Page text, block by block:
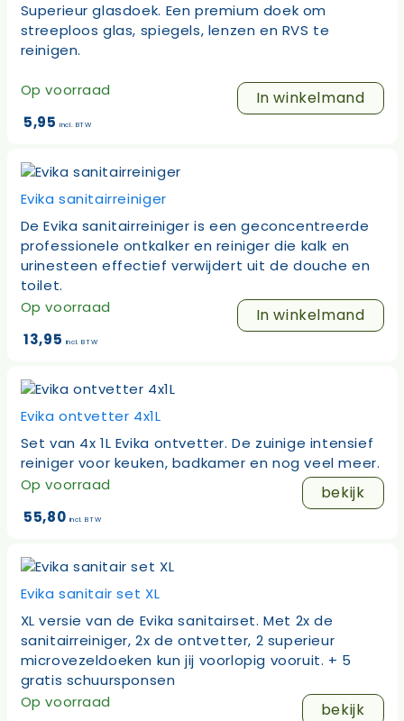
Superieur glasdoek. Een premium doek om
streeploos glas, spiegels, lenzen en RVS te
reinigen.
Op voorraad In winkelmand
5,95 incl. BTW
Evika sanitairreiniger
De Evika sanitairreiniger is een geconcentreerde
professionele ontkalker en reiniger die kalk en
urinesteen effectief verwijdert uit de douche en
toilet.
Op voorraad
In winkelmand
13,95 incl. BTW
Evika ontvetter 4x1L
Set van 4x 1L Evika ontvetter. De zuinige intensief
reiniger voor keuken, badkamer en nog veel meer.
Op voorraad
bekijk
55,80 incl. BTW
Evika sanitair set XL
XL versie van de Evika sanitairset. Met 2x de
sanitairreiniger, 2x de ontvetter, 2 superieur
microvezeldoeken kun jij voorlopig vooruit. + 5
gratis schuursponsen
Op voorraad
bekijk